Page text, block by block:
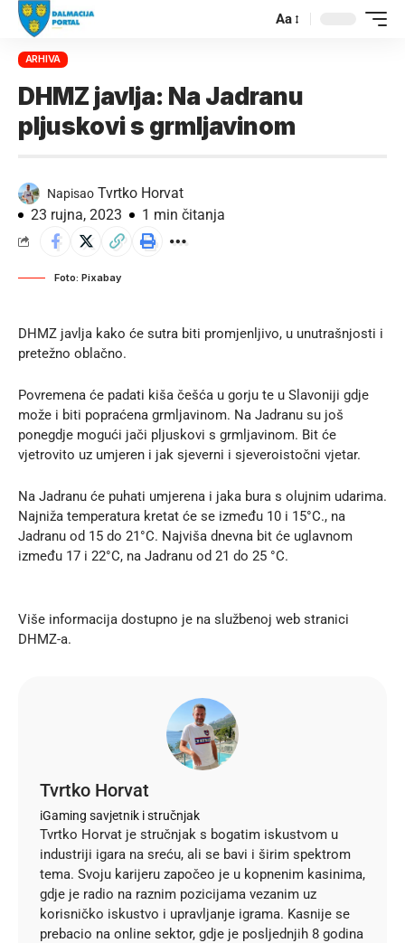
Aa
ARHIVA
DHMZ javlja: Na Jadranu
pljuskovi s grmljavinom
Napisao Tvrtko Horvat
23 rujna, 2023
1 min čitanja
Foto: Pixabay
DHMZ javlja kako će sutra biti promjenljivo, u unutrašnjosti i
pretežno oblačno.
Povremena će padati kiša češća u gorju te u Slavoniji gdje
može i biti popraćena grmljavinom. Na Jadranu su još
ponegdje mogući jači pljuskovi s grmljavinom. Bit će
vjetrovito uz umjeren i jak sjeverni i sjeveroistočni vjetar.
Na Jadranu će puhati umjerena i jaka bura s olujnim udarima.
Najniža temperatura kretat će se između 10 i 15°C., na
Jadranu od 15 do 21°C. Najviša dnevna bit će uglavnom
između 17 i 22°C, na Jadranu od 21 do 25 °C.
Više informacija dostupno je na službenoj web stranici
DHMZ-a.
Tvrtko Horvat
iGaming savjetnik i stručnjak
Tvrtko Horvat je stručnjak s bogatim iskustvom u
industriji igara na sreću, ali se bavi i širim spektrom
tema. Svoju karijeru započeo je u kopnenim kasinima,
gdje je radio na raznim pozicijama vezanim uz
korisničko iskustvo i upravljanje igrama. Kasnije se
prebacio na online sektor, gdje je posljednjih 8 godina